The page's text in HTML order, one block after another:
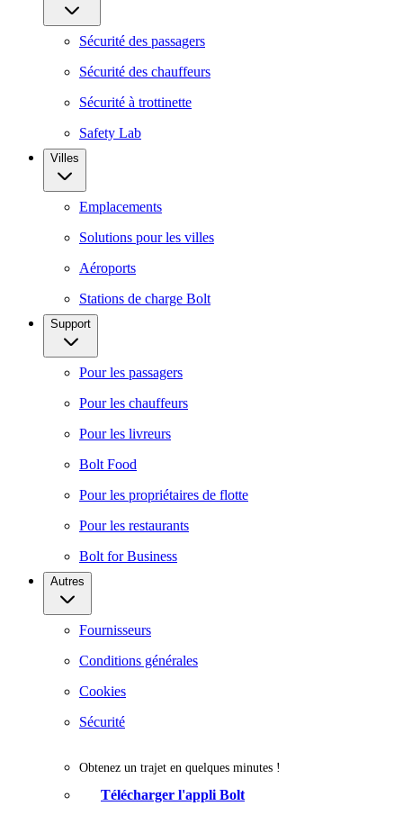
Sécurité des passagers
Sécurité des chauffeurs
Sécurité à trottinette
Safety Lab
Villes
Emplacements
Solutions pour les villes
Aéroports
Stations de charge Bolt
Support
Pour les passagers
Pour les chauffeurs
Pour les livreurs
Bolt Food
Pour les propriétaires de flotte
Pour les restaurants
Bolt for Business
Autres
Fournisseurs
Conditions générales
Cookies
Sécurité
Obtenez un trajet en quelques minutes !
Télécharger l'appli Bolt